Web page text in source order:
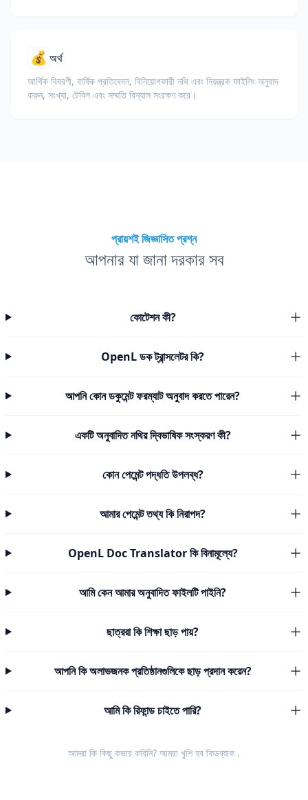
💰 অর্থ
আর্থিক বিবরণী, বার্ষিক প্রতিবেদন, বিনিয়োগকারী নথি এবং নিয়ন্ত্রক ফাইলিং অনুবাদ
করুন, সংখ্যা, টেবিল এবং সম্মতি বিন্যাস সংরক্ষণ করে।
প্রায়শই জিজ্ঞাসিত প্রশ্ন
আপনার যা জানা দরকার সব
কোটেশন কী?
OpenL ডক ট্রান্সলেটর কি?
আপনি কোন ডকুমেন্ট ফরম্যাট অনুবাদ করতে পারেন?
একটি অনুবাদিত নথির দ্বিভাষিক সংস্করণ কী?
কোন পেমেন্ট পদ্ধতি উপলব্ধ?
আমার পেমেন্ট তথ্য কি নিরাপদ?
OpenL Doc Translator কি বিনামূল্যে?
আমি কেন আমার অনুবাদিত ফাইলটি পাইনি?
ছাত্ররা কি শিক্ষা ছাড় পায়?
আপনি কি অলাভজনক প্রতিষ্ঠানগুলিকে ছাড় প্রদান করেন?
আমি কি রিফান্ড চাইতে পারি?
আমরা কি কিছু কভার করিনি? আমরা খুশি হব ফিডব্যাক .